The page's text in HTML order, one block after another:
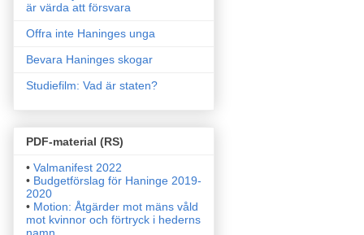
är värda att försvara
Offra inte Haninges unga
Bevara Haninges skogar
Studiefilm: Vad är staten?
PDF-material (RS)
• Valmanifest 2022
• Budgetförslag för Haninge 2019-
2020
• Motion: Åtgärder mot mäns våld
mot kvinnor och förtryck i hederns